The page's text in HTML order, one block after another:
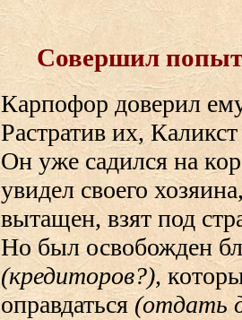
Совершил
Карпофор доверил
Растратив их,
Он уже садился на
увидел своего
вытащен, взят под
Но был освобожден
(кредиторов?),
оправдаться (отдать